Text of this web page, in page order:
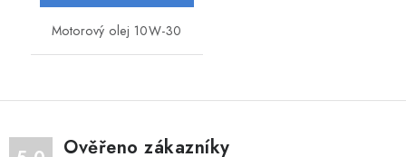
Motorový olej 10W-30
Ověřeno zákazníky